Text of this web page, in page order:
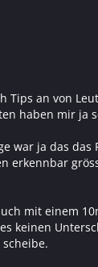
Tips an von
haben mir ja
war ja das
erkennbar
mit einem
keinen